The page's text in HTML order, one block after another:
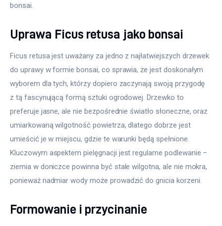
bonsai.
Uprawa Ficus retusa jako bonsai
Ficus retusa jest uważany za jedno z najłatwiejszych drzewek
do uprawy w formie bonsai, co sprawia, że jest doskonałym
wyborem dla tych, którzy dopiero zaczynają swoją przygodę
z tą fascynującą formą sztuki ogrodowej. Drzewko to
preferuje jasne, ale nie bezpośrednie światło słoneczne, oraz
umiarkowaną wilgotność powietrza, dlatego dobrze jest
umieścić je w miejscu, gdzie te warunki będą spełnione.
Kluczowym aspektem pielęgnacji jest regularne podlewanie –
ziemia w doniczce powinna być stale wilgotna, ale nie mokra,
ponieważ nadmiar wody może prowadzić do gnicia korzeni.
Formowanie i przycinanie